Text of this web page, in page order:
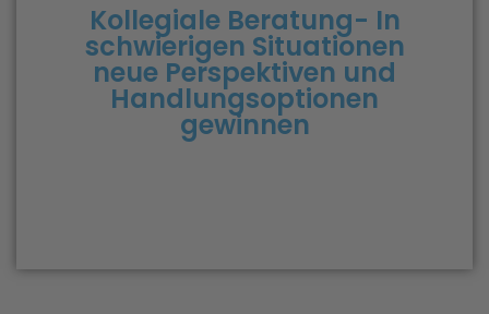
Kollegiale Beratung- In
schwierigen Situationen
neue Perspektiven und
Handlungsoptionen
gewinnen